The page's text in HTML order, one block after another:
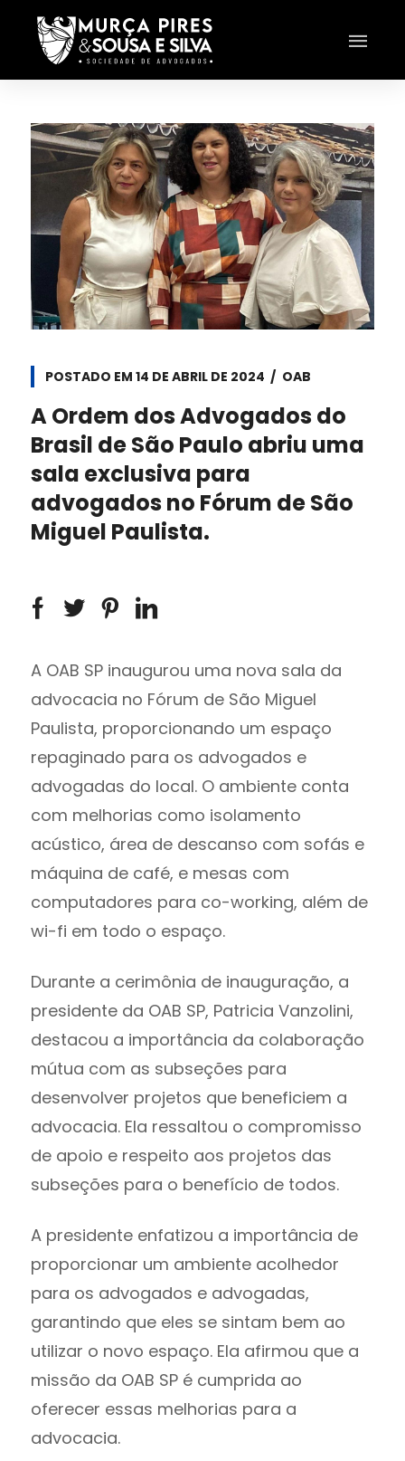
POSTADO EM 14 DE ABRIL DE 2024 OAB
A Ordem dos Advogados do
Brasil de São Paulo abriu uma
sala exclusiva para
advogados no Fórum de São
Miguel Paulista.
A OAB SP inaugurou uma nova sala da
advocacia no Fórum de São Miguel
Paulista, proporcionando um espaço
repaginado para os advogados e
advogadas do local. O ambiente conta
com melhorias como isolamento
acústico, área de descanso com sofás e
máquina de café, e mesas com
computadores para co-working, além de
wi-fi em todo o espaço.
Durante a cerimônia de inauguração, a
presidente da OAB SP, Patricia Vanzolini,
destacou a importância da colaboração
mútua com as subseções para
desenvolver projetos que beneficiem a
advocacia. Ela ressaltou o compromisso
de apoio e respeito aos projetos das
subseções para o benefício de todos.
A presidente enfatizou a importância de
proporcionar um ambiente acolhedor
para os advogados e advogadas,
garantindo que eles se sintam bem ao
utilizar o novo espaço. Ela afirmou que a
missão da OAB SP é cumprida ao
oferecer essas melhorias para a
advocacia.